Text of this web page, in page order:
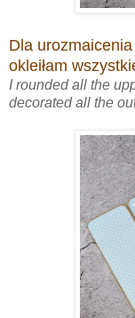
Dla
okleiłam
I rounded all the
decorated all the